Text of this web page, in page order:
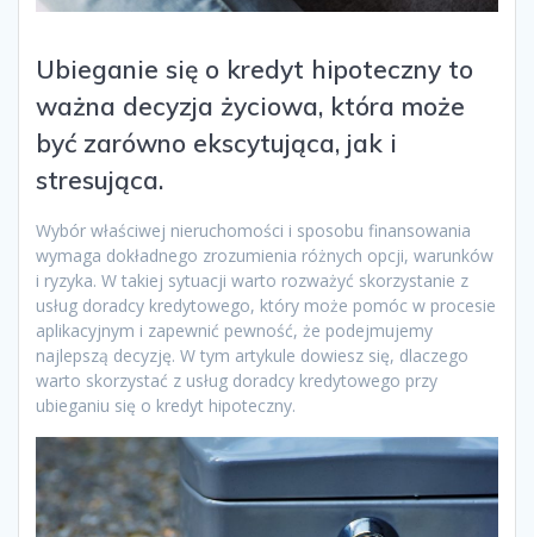
Ubieganie się o kredyt hipoteczny to
ważna decyzja życiowa, która może
być zarówno ekscytująca, jak i
stresująca.
Wybór właściwej nieruchomości i sposobu finansowania
wymaga dokładnego zrozumienia różnych opcji, warunków
i ryzyka. W takiej sytuacji warto rozważyć skorzystanie z
usług doradcy kredytowego, który może pomóc w procesie
aplikacyjnym i zapewnić pewność, że podejmujemy
najlepszą decyzję. W tym artykule dowiesz się, dlaczego
warto skorzystać z usług doradcy kredytowego przy
ubieganiu się o kredyt hipoteczny.